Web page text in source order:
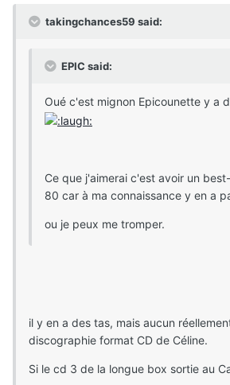
takingchances59 said:
EPIC said:
Oué c'est mignon Epicounette y a
Ce que j'aimerai c'est avoir un
80 car à ma connaissance y en a
ou je peux me tromper.
il y en a des tas, mais aucun
discographie format CD de Céline.
Si le cd 3 de la longue box sortie au